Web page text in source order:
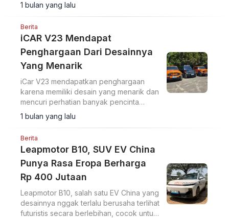
1 bulan yang lalu
Berita
iCAR V23 Mendapat
Penghargaan Dari Desainnya
Yang Menarik
iCar V23 mendapatkan penghargaan
karena memiliki desain yang menarik dan
mencuri perhatian banyak pencinta
otomotif.
1 bulan yang lalu
Berita
Leapmotor B10, SUV EV China
Punya Rasa Eropa Berharga
Rp 400 Jutaan
Leapmotor B10, salah satu EV China yang
desainnya nggak terlalu berusaha terlihat
futuristis secara berlebihan, cocok untuk